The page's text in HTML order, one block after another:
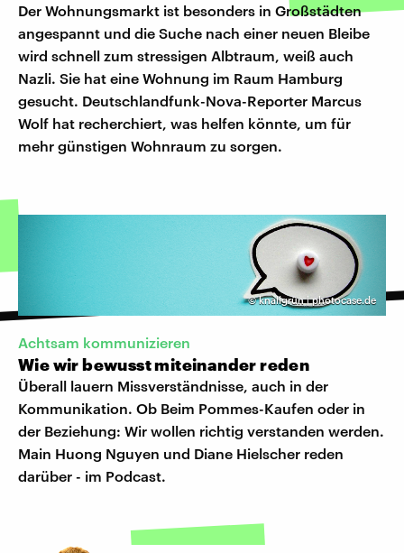
Der Wohnungsmarkt ist besonders in Großstädten
angespannt und die Suche nach einer neuen Bleibe
wird schnell zum stressigen Albtraum, weiß auch
Nazli. Sie hat eine Wohnung im Raum Hamburg
gesucht. Deutschlandfunk-Nova-Reporter Marcus
Wolf hat recherchiert, was helfen könnte, um für
mehr günstigen Wohnraum zu sorgen.
©knallgrün | photocase.de
Achtsam kommunizieren
Wie wir bewusst miteinander reden
Überall lauern Missverständnisse, auch in der
Kommunikation. Ob Beim Pommes-Kaufen oder in
der Beziehung: Wir wollen richtig verstanden werden.
Main Huong Nguyen und Diane Hielscher reden
darüber - im Podcast.